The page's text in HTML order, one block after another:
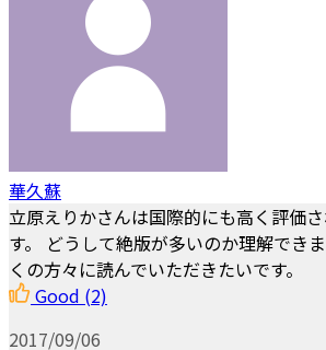
華久蘇
立原えりかさんは国際的にも高く評価
す。 どうして絶版が多いのか理解でき
くの方々に読んでいただきたいです。
Good (2)
2017/09/06